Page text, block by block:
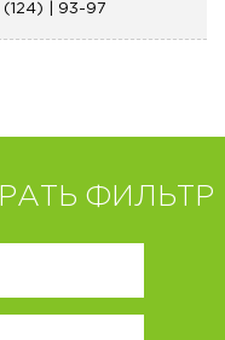
(124) | 93-97
ФИЛЬТР